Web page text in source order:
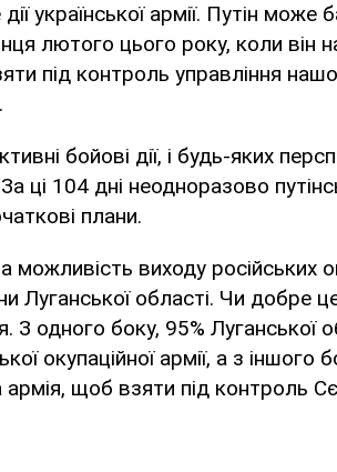
української армії. Путін може
лютого цього року, коли він
під контроль управління
бойові дії, і будь-яких
ці 104 дні неодноразово
плани.
можливість виходу російських
Луганської області. Чи добре
одного боку, 95% Луганської
окупаційної армії, а з іншого
армія, щоб взяти під контроль